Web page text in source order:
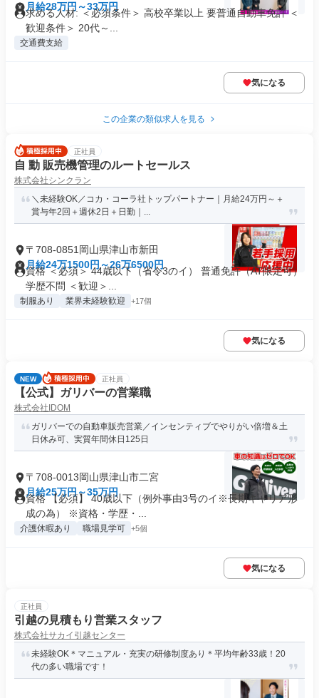
月給28万円～33万円
求める人材: ＜必須条件＞ 高校卒業以上 要普通自動車免許 ＜
歓迎条件＞ 20代～...
交通費支給
気になる
この企業の類似求人を見る
正社員
自 動 販売機管理のルートセールス
株式会社シンクラン
＼未経験OK／コカ・コーラ社トップパートナー｜月給24万円～＋
賞与年2回＋週休2日＋日勤｜...
〒708-0851岡山県津山市新田
月給24万1500円～26万6500円
資格 ＜必須＞ 44歳以下（省令3のイ） 普通免許（AT限定可）
学歴不問 ＜歓迎＞...
制服あり 業界未経験歓迎 +17個
気になる
NEW 正社員
【公式】ガリバーの営業職
株式会社IDOM
ガリバーでの自動車販売営業／インセンティブでやりがい倍増＆土
日休み可、実質年間休日125日
〒708-0013岡山県津山市二宮
月給25万円～35万円
資格 【必須】 40歳以下（例外事由3号のイ※長期キャリア形
成の為） ※資格・学歴・...
介護休暇あり 職場見学可 +5個
気になる
正社員
引越の見積もり営業スタッフ
株式会社サカイ引越センター
未経験OK＊マニュアル・充実の研修制度あり＊平均年齢33歳！20
代の多い職場です！